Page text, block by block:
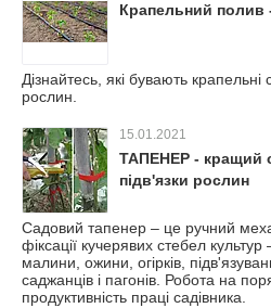
Крапельний полив
Дізнайтесь, які бувають крапельні
рослин.
15.01.2021
ТАПЕНЕР - кращий
підв'язки рослин
Садовий тапенер – це ручний
фіксації кучерявих стебел культур
малини, ожини, огірків,
саджанців і пагонів. Робота на
продуктивність праці садівника.